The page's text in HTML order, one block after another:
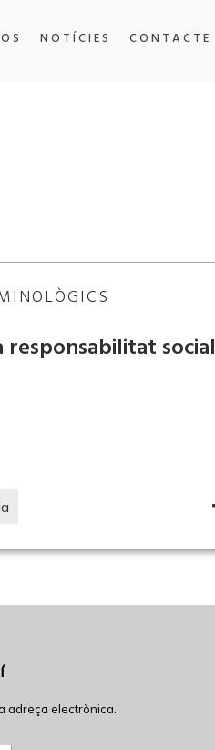
NOTÍCIES CONTACTE
social
adreça electrònica.